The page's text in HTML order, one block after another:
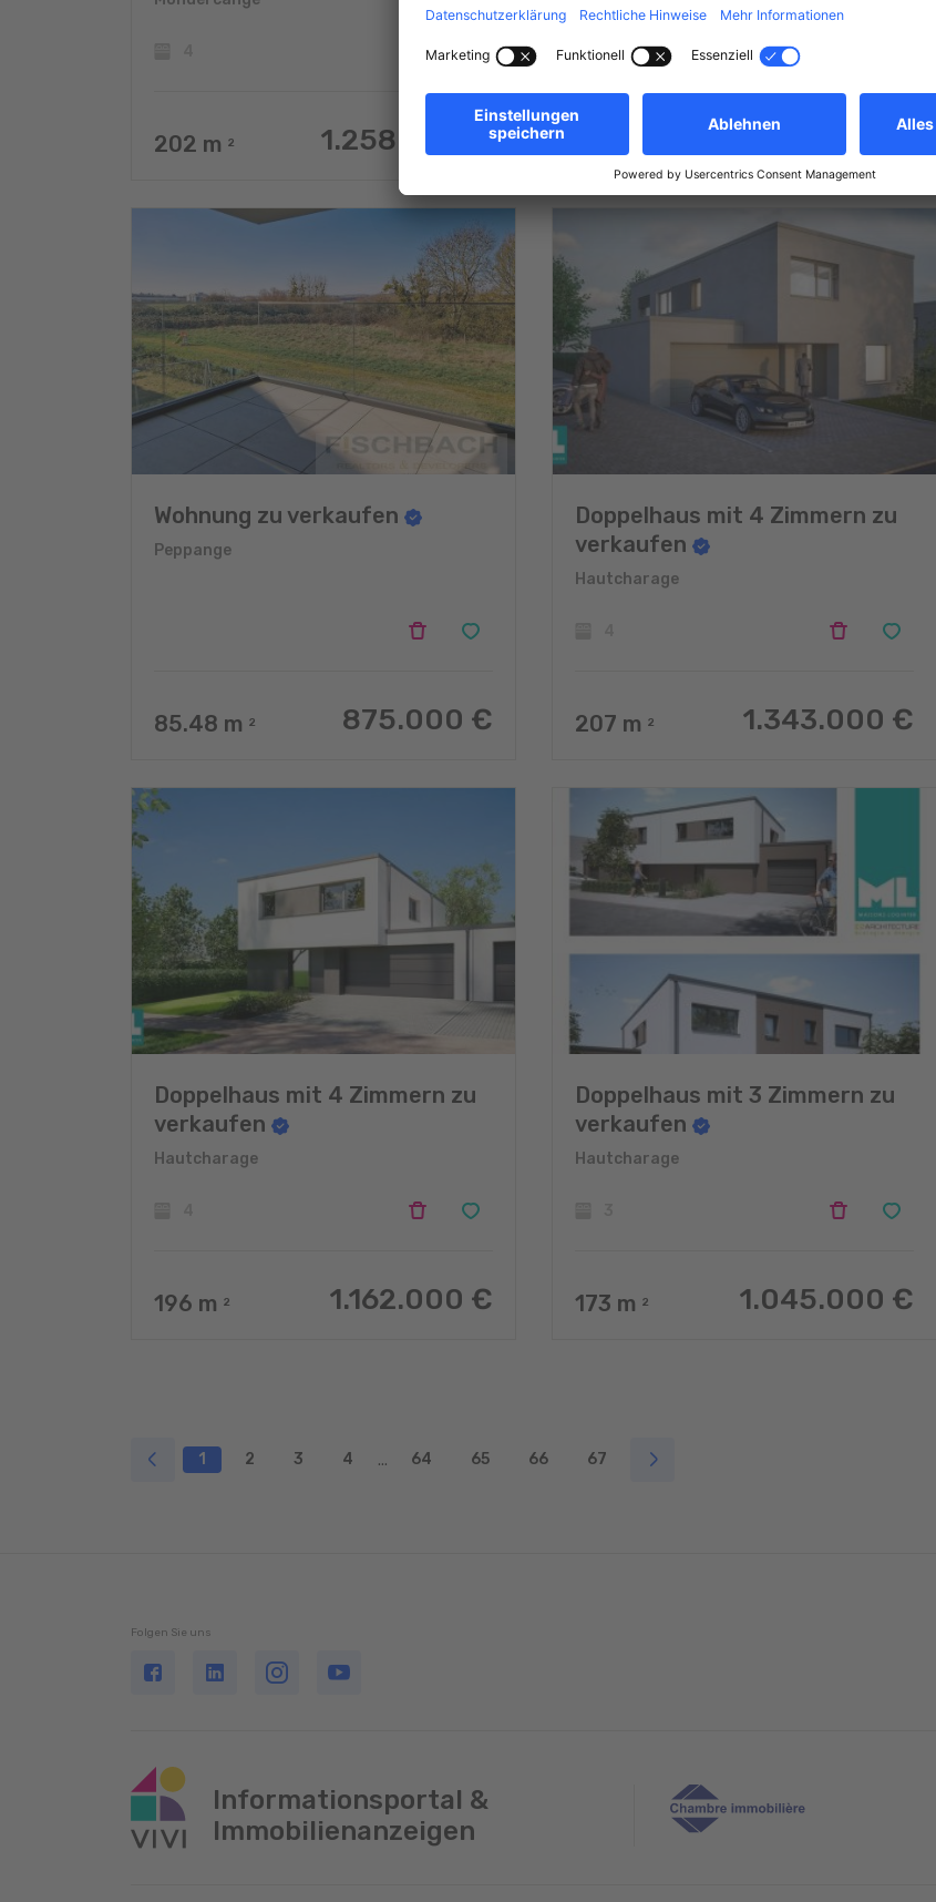
202 m 2 1.258.000 €
2
890.000 €
Wohnung zu verkaufen
Peppange
85.48 m 2 875.000 €
Doppelhaus mit 4 Zimmern zu
verkaufen
Hautcharage
207 m 2 1.343.000 €
Doppelhaus mit 4 Zimmern zu
verkaufen
Hautcharage
196 m 2 1.162.000 €
Doppelhaus mit 3 Zimmern zu
verkaufen
Hautcharage
173 m 2 1.045.000 €
1 2 3 4 ... 64 65 66 67
Folgen Sie uns
Informationsportal &
Immobilienanzeigen